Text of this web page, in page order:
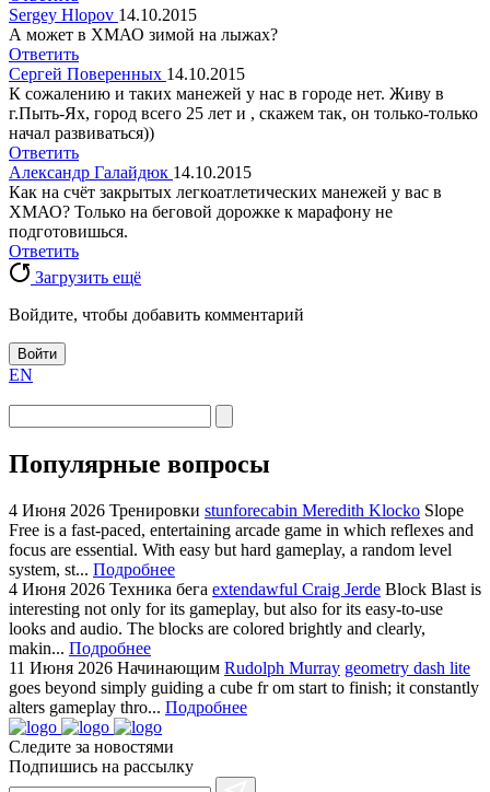
Sergey Hlopov 14.10.2015
А может в ХМАО зимой на лыжах?
Ответить
Сергей Поверенных 14.10.2015
К сожалению и таких манежей у нас в городе нет. Живу в
г.Пыть-Ях, город всего 25 лет и , скажем так, он только-только
начал развиваться))
Ответить
Александр Галайдюк 14.10.2015
Как на счёт закрытых легкоатлетических манежей у вас в
ХМАО? Только на беговой дорожке к марафону не
подготовишься.
Ответить
Загрузить ещё
Войдите, чтобы добавить комментарий
Войти
EN
Популярные вопросы
4 Июня 2026 Тренировки stunforecabin Meredith Klocko Slope
Free is a fast-paced, entertaining arcade game in which reflexes and
focus are essential. With easy but hard gameplay, a random level
system, st... Подробнее
4 Июня 2026 Техника бега extendawful Craig Jerde Block Blast is
interesting not only for its gameplay, but also for its easy-to-use
looks and audio. The blocks are colored brightly and clearly,
makin... Подробнее
11 Июня 2026 Начинающим Rudolph Murray geometry dash lite
goes beyond simply guiding a cube fr om start to finish; it constantly
alters gameplay thro... Подробнее
Следите за новостями
Подпишись на рассылку